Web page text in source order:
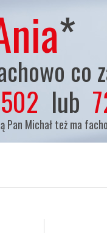
*
co
lub
Pan Michał też ma